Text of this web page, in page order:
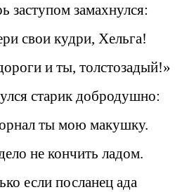
заступом замахнулся:
свои кудри, Хельга!
и ты, толстозадый!»
старик добродушно:
ты мою макушку.
не кончить ладом.
если посланец ада